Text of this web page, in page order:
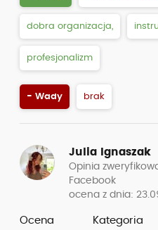
dobra organizacja,
profesjonalizm
- Wady brak
Julia Ignaszak
Opinia
Facebook
ocena z dnia:
Ocena
Kategoria